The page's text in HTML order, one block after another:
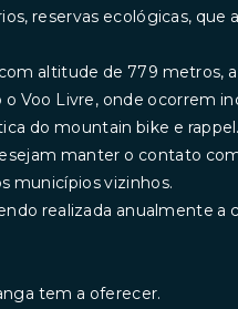
reservas ecológicas,
altitude de 779 metros,
Voo Livre, onde ocorrem
do mountain bike e rappel.
manter o contato
municípios vizinhos.
realizada anualmente a
tem a oferecer.